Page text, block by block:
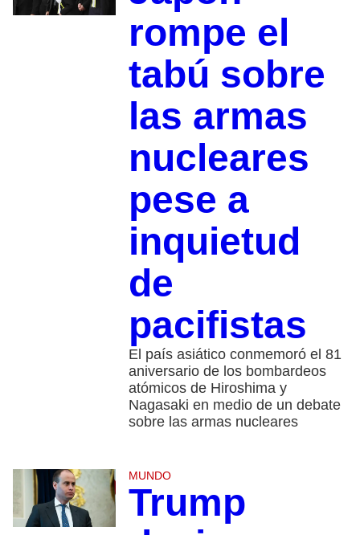
rompe el
tabú sobre
las armas
nucleares
pese a
inquietud
de
pacifistas
El país asiático conmemoró el 81
aniversario de los bombardeos
atómicos de Hiroshima y
Nagasaki en medio de un debate
sobre las armas nucleares
MUNDO
Trump